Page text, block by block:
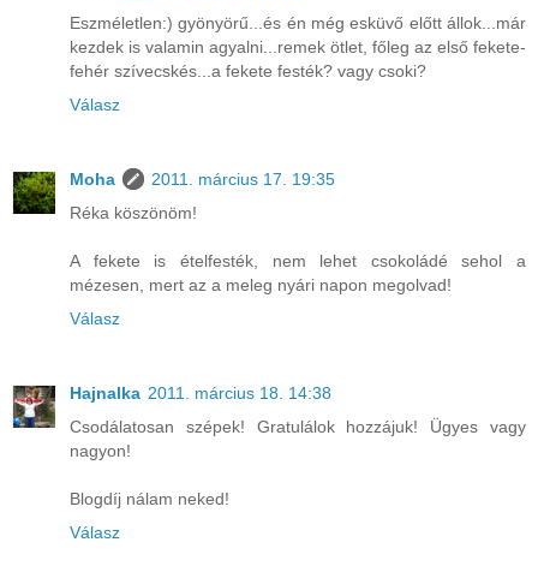
Eszméletlen:) gyönyörű...és én még esküvő előtt állok...már
kezdek is valamin agyalni...remek ötlet, főleg az első fekete-
fehér szívecskés...a fekete festék? vagy csoki?
Válasz
Moha
2011. március 17. 19:35
Réka köszönöm!
A fekete is ételfesték, nem lehet csokoládé sehol a
mézesen, mert az a meleg nyári napon megolvad!
Válasz
Hajnalka 2011. március 18. 14:38
Csodálatosan szépek! Gratulálok hozzájuk! Ügyes vagy
nagyon!
Blogdíj nálam neked!
Válasz